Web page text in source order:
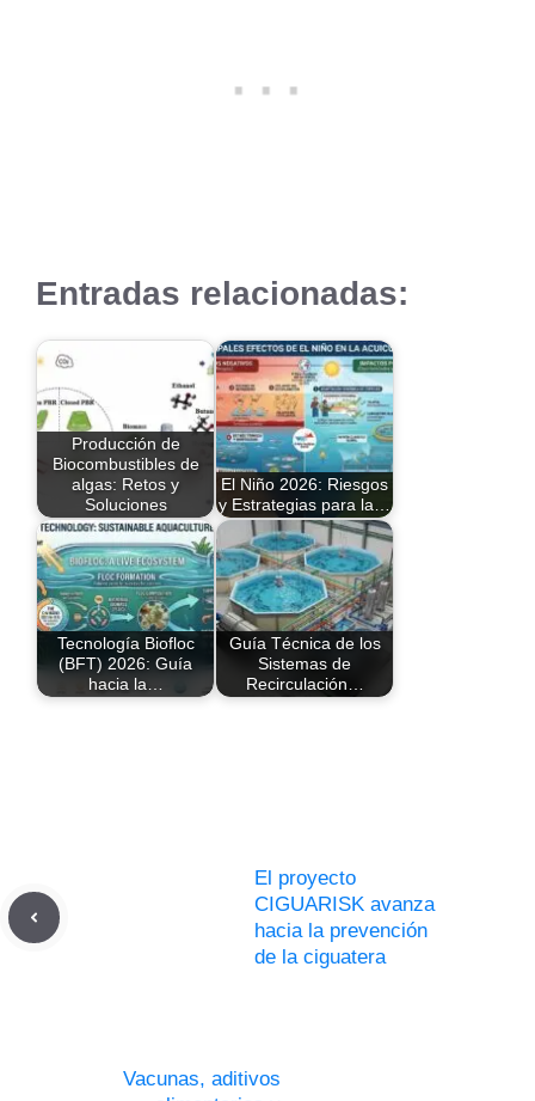
Entradas relacionadas:
Producción de
Biocombustibles de
algas: Retos y
Soluciones
El Niño 2026: Riesgos
y Estrategias para la…
Tecnología Biofloc
(BFT) 2026: Guía
hacia la…
Guía Técnica de los
Sistemas de
Recirculación…
El proyecto
CIGUARISK avanza
hacia la prevención
de la ciguatera
Vacunas, aditivos